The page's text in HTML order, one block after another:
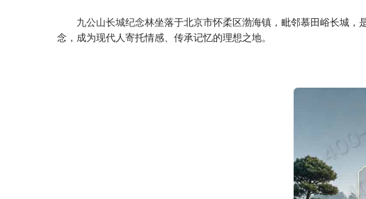
九公山长城纪念林坐落于北京市怀柔区渤海镇，毗邻慕田峪长城
念，成为现代人寄托情感、传承记忆的理想之地。